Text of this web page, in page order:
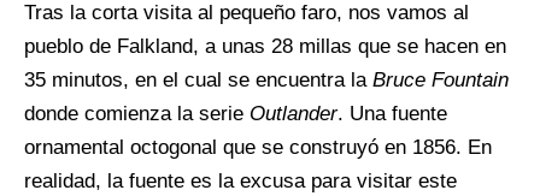
Tras la corta visita al pequeño faro, nos vamos al
pueblo de Falkland, a unas 28 millas que se hacen en
35 minutos, en el cual se encuentra la Bruce Fountain
donde comienza la serie Outlander. Una fuente
ornamental octogonal que se construyó en 1856. En
realidad, la fuente es la excusa para visitar este